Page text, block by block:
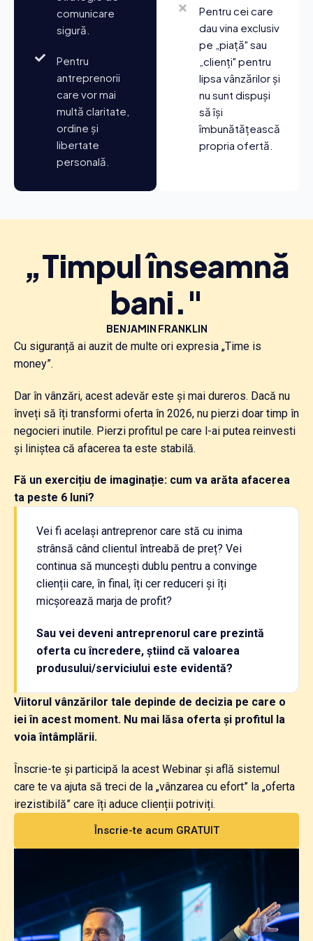
comunicare
sigură.
Pentru
antreprenorii
care vor mai
multă claritate,
ordine și
libertate
personală.
Pentru cei care
dau vina exclusiv
pe „piață" sau
„clienți" pentru
lipsa vânzărilor și
nu sunt dispuși
să își
îmbunătățească
propria ofertă.
„Timpul înseamnă
bani."
BENJAMIN FRANKLIN
Cu siguranță ai auzit de multe ori expresia „Time is
money”.
Dar în vânzări, acest adevăr este și mai dureros. Dacă nu
înveți să îți transformi oferta în 2026, nu pierzi doar timp în
negocieri inutile. Pierzi profitul pe care l-ai putea reinvesti
și liniștea că afacerea ta este stabilă.
Fă un exercițiu de imaginație: cum va arăta afacerea
ta peste 6 luni?
Vei fi același antreprenor care stă cu inima
strânsă când clientul întreabă de preț? Vei
continua să muncești dublu pentru a convinge
clienții care, în final, îți cer reduceri și îți
micșorează marja de profit?
Sau vei deveni antreprenorul care prezintă
oferta cu încredere, știind că valoarea
produsului/serviciului este evidentă?
Viitorul vânzărilor tale depinde de decizia pe care o
iei în acest moment. Nu mai lăsa oferta și profitul la
voia întâmplării.
Înscrie-te și participă la acest Webinar și află sistemul
care te va ajuta să treci de la „vânzarea cu efort” la „oferta
irezistibilă” care îți aduce clienții potriviți.
Înscrie-te acum GRATUIT